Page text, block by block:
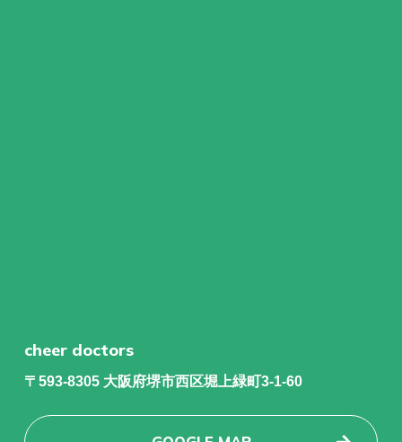
cheer doctors
〒593-8305 大阪府堺市西区堀上緑町3-1-60